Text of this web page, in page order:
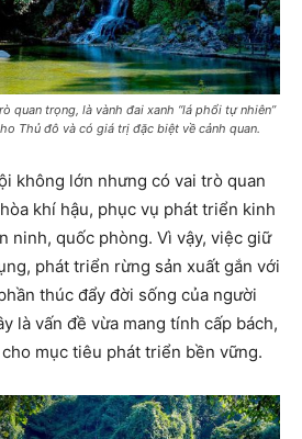
quan trọng, là vành đai xanh “lá phổi tự nhiên”
Thủ đô và có giá trị đặc biệt về cảnh quan.
không lớn nhưng có vai trò quan
khí hậu, phục vụ phát triển kinh
ninh, quốc phòng. Vì vậy, việc giữ
phát triển rừng sản xuất gắn với
thúc đẩy đời sống của người
là vấn đề vừa mang tính cấp bách,
mục tiêu phát triển bền vững.